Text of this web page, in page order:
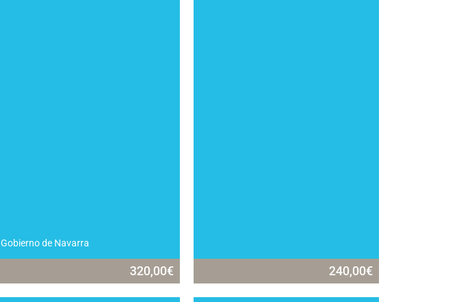
Gobierno de Navarra
320,00€ 240,00€